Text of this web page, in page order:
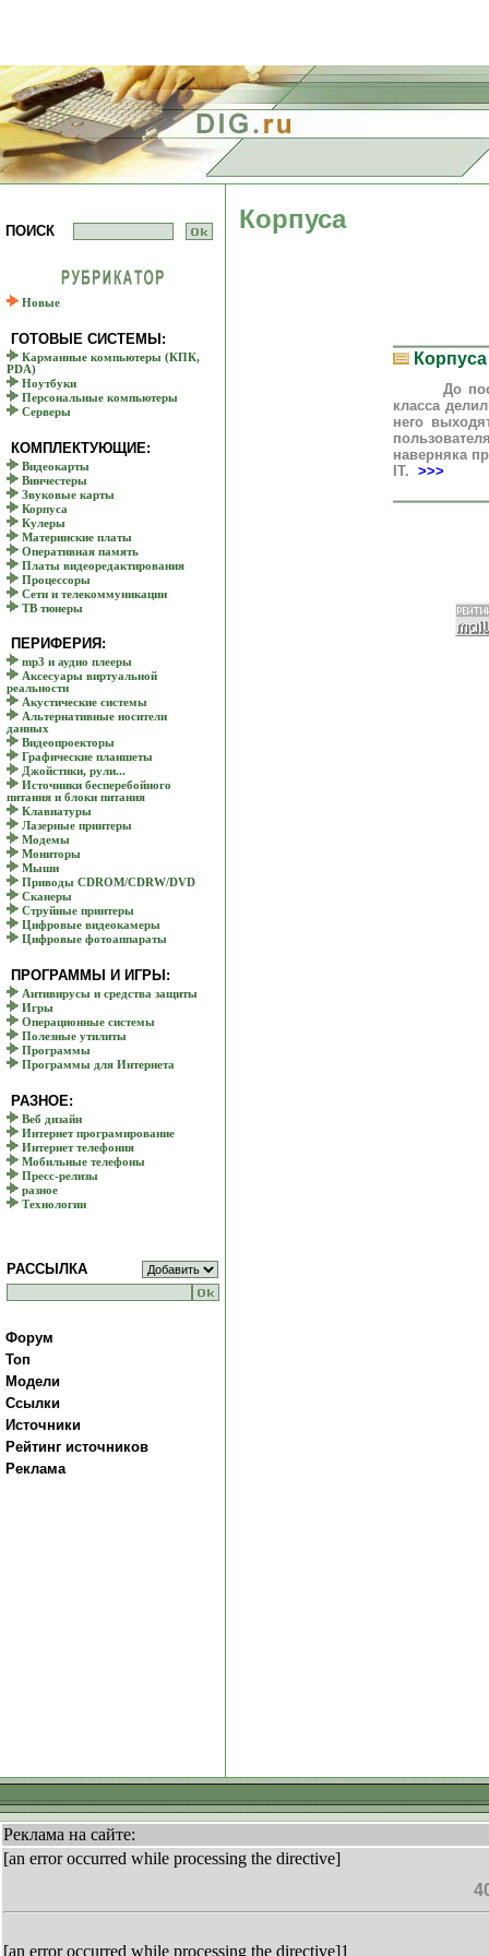
ПОИСК
Новые
ГОТОВЫЕ СИСТЕМЫ:
Карманные компьютеры (КПК,
PDA)
Ноутбуки
Персональные компьютеры
Серверы
КОМПЛЕКТУЮЩИЕ:
Видеокарты
Винчестеры
Звуковые карты
Корпуса
Кулеры
Материнские платы
Оперативная память
Платы видеоредактирования
Процессоры
Сети и телекоммуникации
ТВ тюнеры
ПЕРИФЕРИЯ:
mp3 и аудио плееры
Аксесуары виртуальной
реальности
Акустические системы
Альтернативные носители
данных
Видеопроекторы
Графические планшеты
Джойстики, рули...
Источники бесперебойного
питания и блоки питания
Клавиатуры
Лазерные принтеры
Модемы
Мониторы
Мыши
Приводы CDROM/CDRW/DVD
Сканеры
Струйные принтеры
Цифровые видеокамеры
Цифровые фотоаппараты
ПРОГРАММЫ И ИГРЫ:
Антивирусы и средства защиты
Игры
Операционные системы
Полезные утилиты
Программы
Программы для Интернета
РАЗНОЕ:
Веб дизайн
Интернет програмирование
Интернет телефония
Мобильные телефоны
Пресс-релизы
разное
Технологии
РАССЫЛКА
Форум
Топ
Модели
Ссылки
Источники
Рейтинг источников
Реклама
Корпуса
До
класса
него
наверняка
IT. >>>
Реклама на сайте:
[an error occurred while processing the directive]
[an error occurred while processing the directive]1